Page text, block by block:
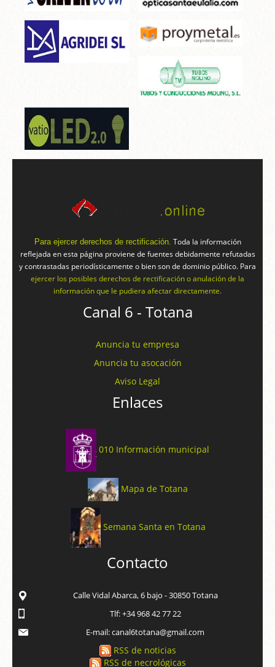
Para ejercer derechos de rectificación. Toda la información
reflejada en esta página proviene de fuentes debidamente refutadas
y contrastadas periodísticamente o bien son de dominio público. Para
ejercer los posibles derechos de rectificación o anulación de la
información que le pudiera afectar directamente.
Canal 6 - Totana
Anuncia tu empresa
Anuncia tu asocación
Aviso Legal
Enlaces
010 Información municipal
Mapa de Totana
Semana Santa en Totana
Contacto
Calle Vidal Abarca, 6 bajo - 30850 Totana
Tlf: +34 968 42 77 22
E-mail: canal6totana@gmail.com
RSS de noticias
RSS de necrológicas